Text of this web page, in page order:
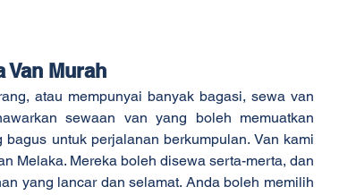
Van Murah
atau mempunyai banyak bagasi, sewa van
sewaan van yang boleh memuatkan
untuk perjalanan berkumpulan. Van kami
Melaka. Mereka boleh disewa serta-merta, dan
yang lancar dan selamat. Anda boleh memilih